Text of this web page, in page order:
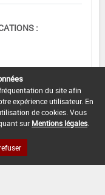
:
du site afin
expérience utilisateur. En
de cookies. Vous
sur Mentions légales